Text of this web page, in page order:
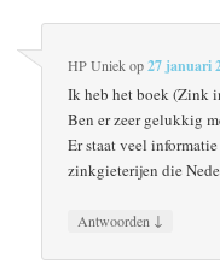
HP Uniekop27 januari
Ik heb het boek (Zink
Ben er zeer gelukkig
Er staat veel
zinkgieterijen die
Antwoorden ↓